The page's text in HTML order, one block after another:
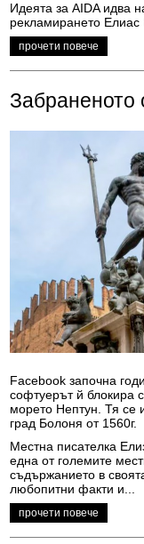
Идеята за AIDA идва
рекламирането Елиас
прочети повече
Забраненото
Facebook започна
софтуерът й блокира
морето Нептун. Тя се
град Болоня от 1560г.
Местна писателка
една от големите
съдържанието в
любопитни факти и...
прочети повече